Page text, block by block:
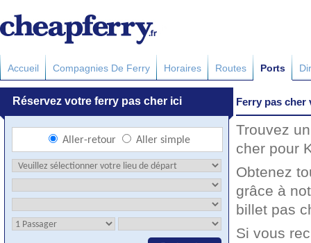
Accueil Compagnies De Ferry Horaires Routes Ports
Ferry pas cher
Trouvez
cher pour
Obtenez
grâce à
billet pas
Si vous